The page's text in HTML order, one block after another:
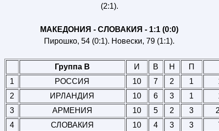
(2:1).
МАКЕДОНИЯ - СЛОВАКИЯ - 1:1 (0:0)
Пирошко, 54 (0:1). Новески, 79 (1:1).
Группа B И В Н
П
1
РОССИЯ 10 7 2 1
2
ИРЛАНДИЯ 10 6 3 1
3
АРМЕНИЯ 10 5 2 3
4
СЛОВАКИЯ 10 4 3 3